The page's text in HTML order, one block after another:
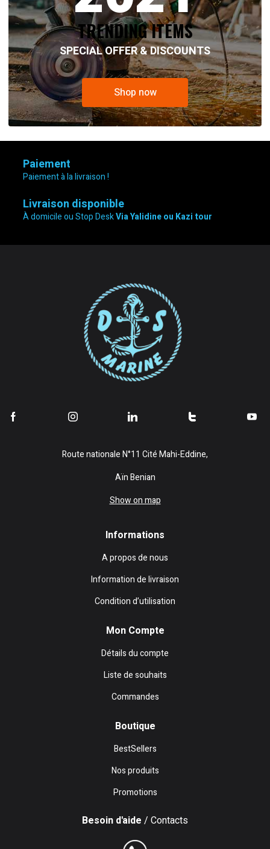
TRENDING ITEMS
SPECIAL OFFER & DISCOUNTS
Shop now
Paiement
Paiement à la livraison !
Livraison disponible
À domicile ou Stop DeskVia Yalidine ou Kazi tour
Route nationale N°11 Cité Mahi-Eddine,
Aïn Benian
Show on map
Informations
A propos de nous
Information de livraison
Condition d’utilisation
Mon Compte
Détails du compte
Liste de souhaits
Commandes
Boutique
BestSellers
Nos produits
Promotions
Besoin d'aide / Contacts